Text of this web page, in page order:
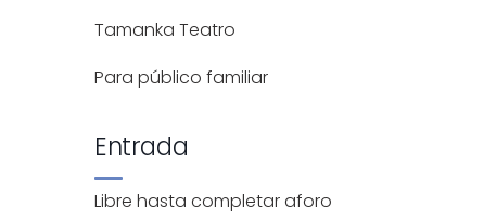
Tamanka Teatro
Para público familiar
Entrada
Libre hasta completar aforo